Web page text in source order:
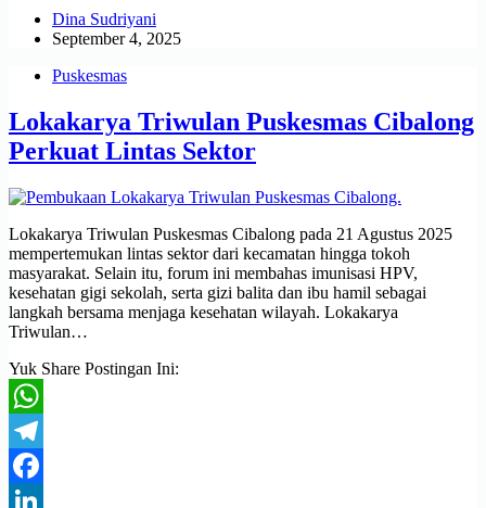
Dina Sudriyani
September 4, 2025
Puskesmas
Lokakarya Triwulan Puskesmas Cibalong
Perkuat Lintas Sektor
Lokakarya Triwulan Puskesmas Cibalong pada 21 Agustus 2025
mempertemukan lintas sektor dari kecamatan hingga tokoh
masyarakat. Selain itu, forum ini membahas imunisasi HPV,
kesehatan gigi sekolah, serta gizi balita dan ibu hamil sebagai
langkah bersama menjaga kesehatan wilayah. Lokakarya
Triwulan…
Yuk Share Postingan Ini:
WhatsApp
Telegram
Facebook